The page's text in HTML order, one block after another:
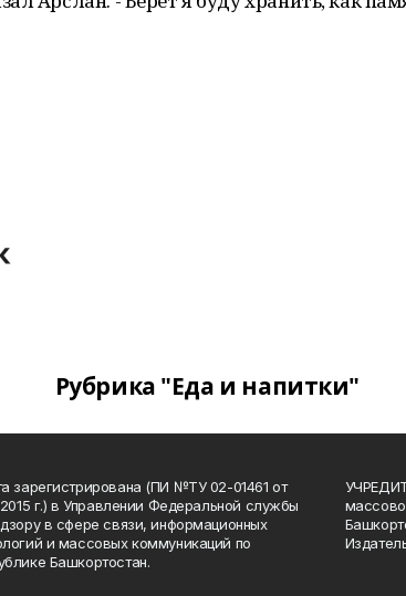
Рубрика "Еда и напитки"
зарегистрирована (ПИ №ТУ 02-01461 от
г.) в Управлении Федеральной службы
в сфере связи, информационных
и массовых коммуникаций по
Башкортостан.